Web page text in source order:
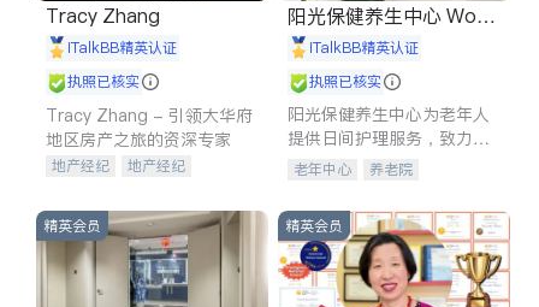
Tracy Zhang
iTalkBB精英认证
执照已核实
Tracy Zhang - 引领大华府
地区房产之旅的资深专家
地产经纪
地产经纪
商铺租售
开发商建商
阳光保健养生中心 World
shine
iTalkBB精英认证
执照已核实
阳光保健养生中心为老年人
提供日间护理服务，致力于
通过持续的护理创新来有效
老年中心 养老院
精英会员 精英会员